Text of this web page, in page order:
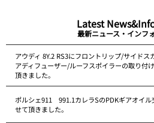
Latest
最新ニュース・インフ
アウディ 8Y.2 RS3にフロントリップ/サイドス
アディフューザー/ルーフスポイラーの取り付
頂きました。
ポルシェ911 991.1カレラSのPDKギアオイル
せて頂きました。